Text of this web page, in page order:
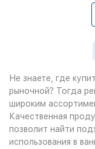
Не знаете, где
рыночной? Тогда
широким
Качественная
позволит найти
использования в